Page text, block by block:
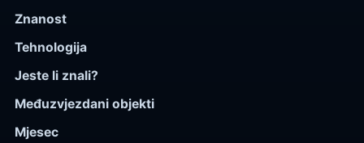
Znanost
Tehnologija
Jeste li znali?
Međuzvjezdani objekti
Mjesec